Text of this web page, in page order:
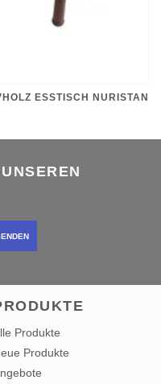
ESSTISCH NURISTAN
Produkte
Produkte